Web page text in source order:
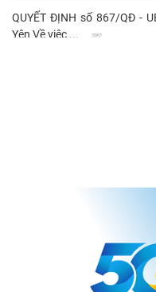
QUYẾT ĐỊNH số 867/QĐ -
Yên Về việc ...